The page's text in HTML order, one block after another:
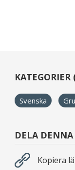
KATEGORIER
Svenska
DELA
Kopiera